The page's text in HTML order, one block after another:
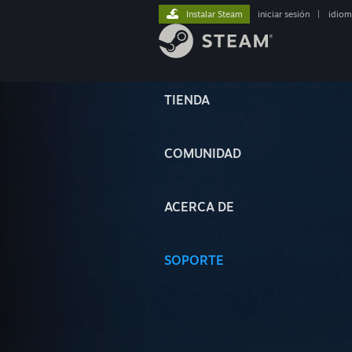
TIENDA
COMUNIDAD
ACERCA DE
SOPORTE
Instalar Steam iniciar sesión